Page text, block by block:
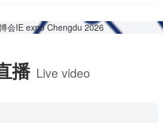
播 Live video